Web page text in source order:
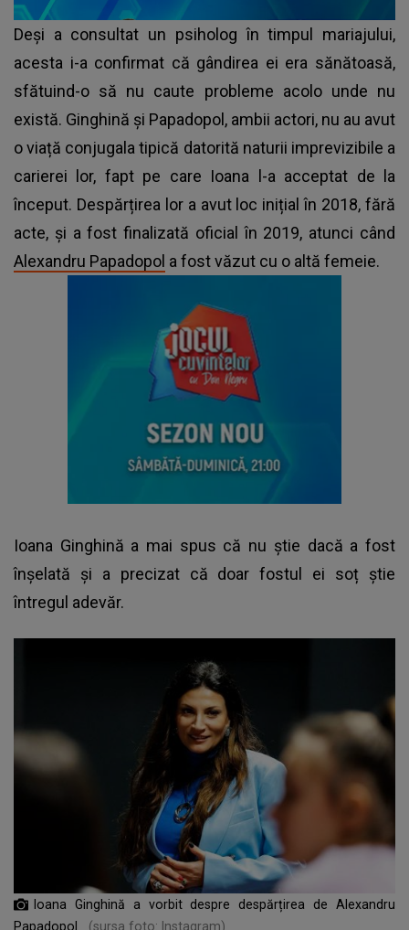
Deși a consultat un psiholog în timpul mariajului,
acesta i-a confirmat că gândirea ei era sănătoasă,
sfătuind-o să nu caute probleme acolo unde nu
există. Ginghină și Papadopol, ambii actori, nu au avut
o viață conjugala tipică datorită naturii imprevizibile a
carierei lor, fapt pe care Ioana l-a acceptat de la
început. Despărțirea lor a avut loc inițial în 2018, fără
acte, și a fost finalizată oficial în 2019, atunci când
Alexandru Papadopol a fost văzut cu o altă femeie.
Ioana Ginghină a mai spus că nu știe dacă a fost
înșelată și a precizat că doar fostul ei soț știe
întregul adevăr.
Ioana Ginghină a vorbit despre despărțirea de Alexandru
Papadopol
(sursa foto: Instagram)